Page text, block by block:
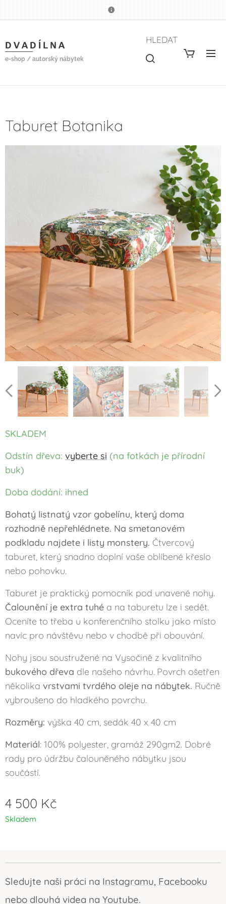
D V A D Í L N A
e-shop / autorský nábytek
HLEDAT
Taburet Botanika
SKLADEM
Odstín dřeva: vyberte si (na fotkách je přírodní
buk)
Doba dodání: ihned
Bohatý listnatý vzor gobelínu, který doma
rozhodně nepřehlédnete. Na smetanovém
podkladu najdete i listy monstery. Čtvercový
taburet, který snadno doplní vaše oblíbené křeslo
nebo pohovku.
Taburet je praktický pomocník pod unavené nohy.
Čalounění je extra tuhé a na taburetu lze i sedět.
Oceníte to třeba u konferenčního stolku jako místo
navíc pro návštěvu nebo v chodbě při obouvání.
Nohy jsou soustružené na Vysočině z kvalitního
bukového dřeva dle našeho návrhu. Povrch ošetřen
několika vrstvami tvrdého oleje na nábytek. Ručně
vybroušeno do hladkého povrchu.
Rozměry: výška 40 cm, sedák 40 x 40 cm
Materiál: 100% polyester, gramáž 290gm2. Dobré
rady pro údržbu čalouněného nábytku jsou
součástí.
4 500 Kč
Skladem
Sledujte naši práci na Instagramu, Facebooku
nebo dlouhá videa na Youtube.